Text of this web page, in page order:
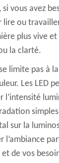
si vous avez
ou
plus vive et
la clarté.
limite pas à
Les LED
l’intensité
sur la
l’ambiance
de vos